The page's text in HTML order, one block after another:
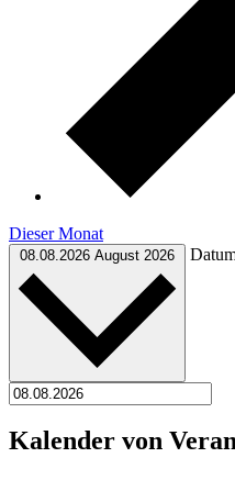
Dieser Monat
08.08.2026 August 2026
Kalender von